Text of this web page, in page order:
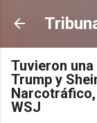
Tuvieron
Trump y
Narcotráfico,
WSJ